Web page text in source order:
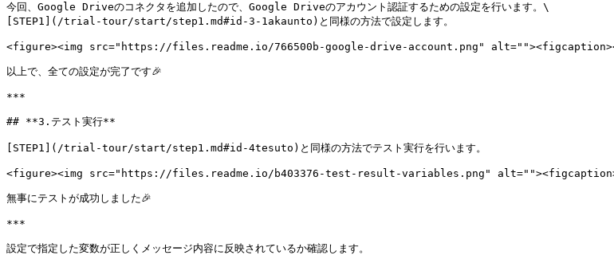
今回、Google Driveのコネクタを追加したので、Google Driveのアカウント認証するための設定を行います。\
[STEP1](/trial-tour/start/step1.md#id-3-1akaunto)と同様の方法で設定します。
<figure><img src="https://files.readme.io/766500b-google-drive-account.png"
以上で、全ての設定が完了です🎉
***
## **3.テスト実行**
[STEP1](/trial-tour/start/step1.md#id-4tesuto)と同様の方法でテスト実行を行います。
<figure><img src="https://files.readme.io/b403376-test-result-variables.png"
無事にテストが成功しました🎉
***
設定で指定した変数が正しくメッセージ内容に反映されているか確認します。